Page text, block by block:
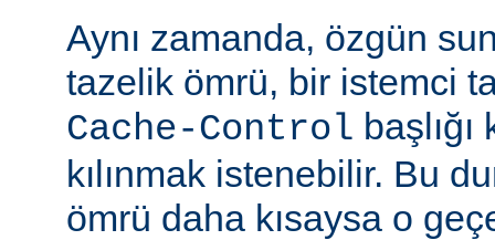
Aynı zamanda, özgün
tazelik ömrü, bir istemci
Cache-Control
kılınmak istenebilir. Bu
ömrü daha kısaysa o